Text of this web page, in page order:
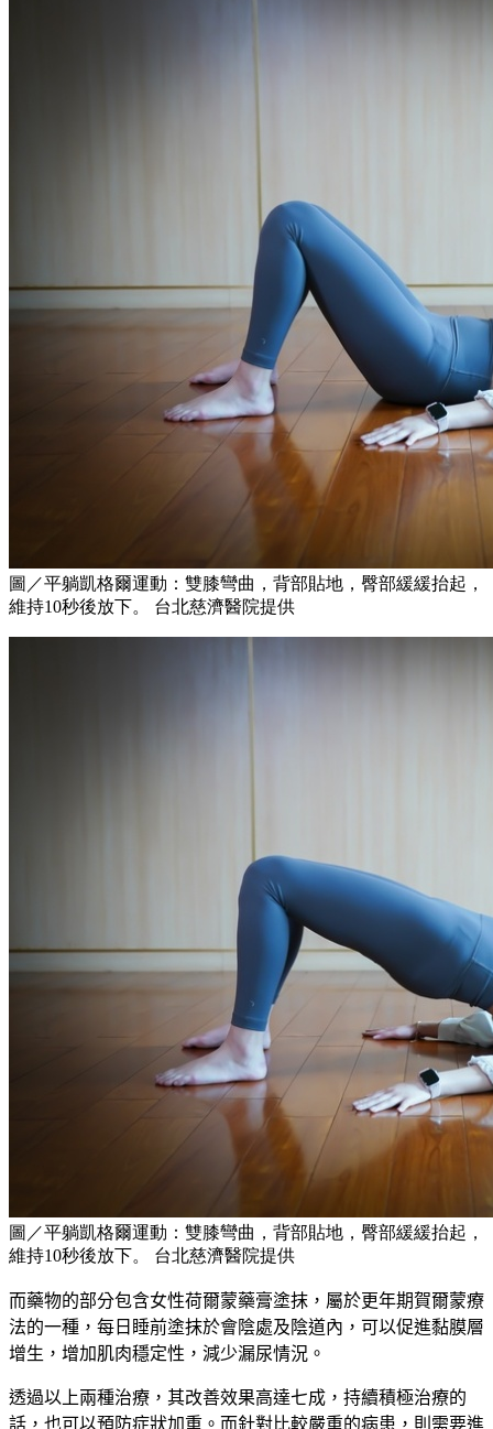
圖／平躺凱格爾運動：雙膝彎曲，背部貼地，臀部緩緩抬起，
維持10秒後放下。 台北慈濟醫院提供
圖／平躺凱格爾運動：雙膝彎曲，背部貼地，臀部緩緩抬起，
維持10秒後放下。 台北慈濟醫院提供
而藥物的部分包含女性荷爾蒙藥膏塗抹，屬於更年期賀爾蒙療
法的一種，每日睡前塗抹於會陰處及陰道內，可以促進黏膜層
增生，增加肌肉穩定性，減少漏尿情況。
透過以上兩種治療，其改善效果高達七成，持續積極治療的
話，也可以預防症狀加重。而針對比較嚴重的病患，則需要進